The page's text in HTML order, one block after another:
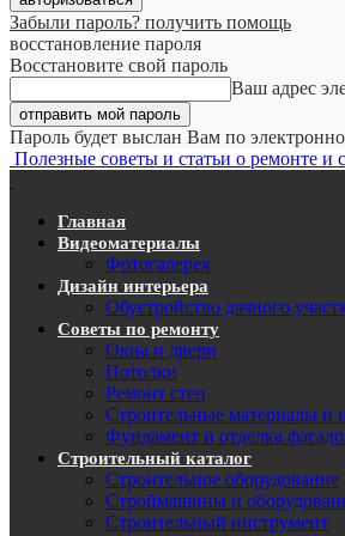
Забыли пароль? получить помощь
восстановление пароля
Восстановите свой пароль
Ваш адрес
Пароль будет выслан Вам по
Полезные советы и статьи о ремонте и
Главная
Видеоматериалы
Фотогалерея
Дизайн интерьера
Обустройство дачного
Советы по ремонту
Окна и двери
Потолки
Ремонт стен
Строительные материалы и
Фундамент и отделка
Строительный каталог
Строительное оборудование
Строймашины и
Строительный инструмент